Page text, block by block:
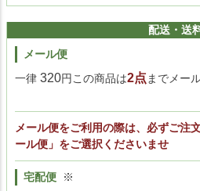
配送・送
メール便
一律 320円この商品は2点 までメー
メール便をご利用の際は、必ずご注
ール便」をご選択くださいませ
宅配便 ※